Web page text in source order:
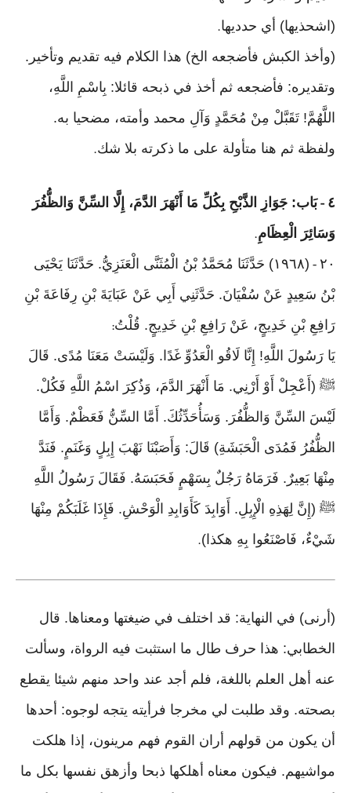
(اشحذيها) أي حدديها.
(وأخذ الكبش فأضجعه الخ) هذا الكلام فيه تقديم وتأخير.
وتقديره: فأضجعه ثم أخذ في ذبحه قائلا: بِاسْمِ اللَّهِ،
اللَّهُمَّ! تَقَبَّلْ مِنْ مُحَمَّدٍ وَآلِ محمد وأمته، مضحيا به.
ولفظة ثم هنا متأولة على ما ذكرته بلا شك.
٤ -بَاب: جَوَازِ الذَّبْحِ بِكُلِّ مَا أَنْهَرَ الدَّمَ، إِلَّا السِّنَّ وَالظُّفُرَ
وَسَائِرَ الْعِظَامِ.
٢٠ -
(١٩٦٨) حَدَّثَنَا مُحَمَّدُ بْنُ الْمُثَنَّى الْعَنَزِيُّ. حَدَّثَنَا يَحْيَى
بْنُ سَعِيدٍ عَنْ سُفْيَانَ. حَدَّثَنِي أَبِي عَنْ عَبَايَةَ بْنِ رِفَاعَةَ بْنِ
رَافِعِ بْنِ خَدِيجٍ، عَنْ رَافِعِ بْنِ خَدِيجٍ. قُلْتُ:
يَا رَسُولَ اللَّهِ! إِنَّا لَاقُو الْعَدُوِّ غَدًا. وَلَيْسَتْ مَعَنَا مُدًى. قَالَ
ﷺ (أَعْجِلْ أَوْ أَرْنِي. مَا أَنْهَرَ الدَّمَ، وَذُكِرَ اسْمُ اللَّهِ فَكُلْ.
لَيْسَ السِّنَّ وَالظُّفُرَ. وَسَأُحَدِّثُكَ. أَمَّا السِّنُّ فَعَظْمٌ. وَأَمَّا
الظُّفُرُ فَمُدَى الْحَبَشَةِ) قَالَ: وَأَصَبْنَا نَهْبَ إِبِلٍ وَغَنَمٍ. فَنَدَّ
مِنْهَا بَعِيرٌ. فَرَمَاهُ رَجُلٌ بِسَهْمٍ فَحَبَسَهُ. فَقَالَ رَسُولُ اللَّهِ
ﷺ (إِنَّ لِهَذِهِ الْإِبِلِ. أَوَابِدَ كَأَوَابِدِ الْوَحْشِ. فَإِذَا غَلَبَكُمْ مِنْهَا
شَيْءٌ، فَاصْنَعُوا بِهِ هكذا).
(أرنى) في النهاية: قد اختلف في ضيغتها ومعناها. قال
الخطابي: هذا حرف طال ما استثبت فيه الرواة، وسألت
عنه أهل العلم باللغة، فلم أجد عند واحد منهم شيئا يقطع
بصحته. وقد طلبت لي مخرجا فرأيته يتجه لوجوه: أحدها
أن يكون من قولهم أران القوم فهم مرينون، إذا هلكت
مواشيهم. فيكون معناه أهلكها ذبحا وأزهق نفسها بكل ما